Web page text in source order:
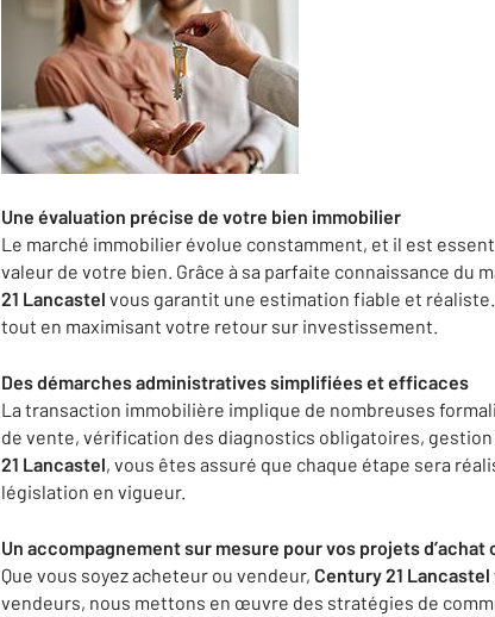
Une évaluation précise de votre bien immobilier
Le marché immobilier évolue constamment, et il est
valeur de votre bien. Grâce à sa parfaite connaissance du
21 Lancastel vous garantit une estimation fiable et
tout en maximisant votre retour sur investissement.
Des démarches administratives simplifiées et efficaces
La transaction immobilière implique de nombreuses
de vente, vérification des diagnostics obligatoires,
21 Lancastel, vous êtes assuré que chaque étape sera
législation en vigueur.
Un accompagnement sur mesure pour vos projets d’achat
Que vous soyez acheteur ou vendeur, Century 21 Lancastel
vendeurs, nous mettons en œuvre des stratégies de